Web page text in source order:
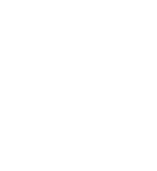
salir
la cantera del Sevilla
con el exigente